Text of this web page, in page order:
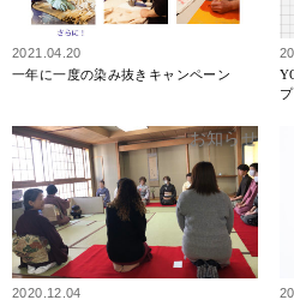
2021.04.20
一年に一度の染み抜きキャンペーン
お知らせ
2020.12.04